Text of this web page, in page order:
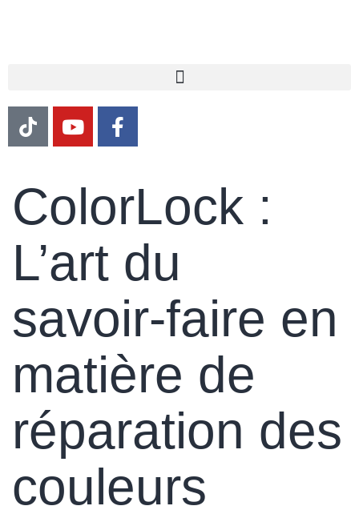
ColorLock :
L’art du
savoir-faire en
matière de
réparation des
couleurs